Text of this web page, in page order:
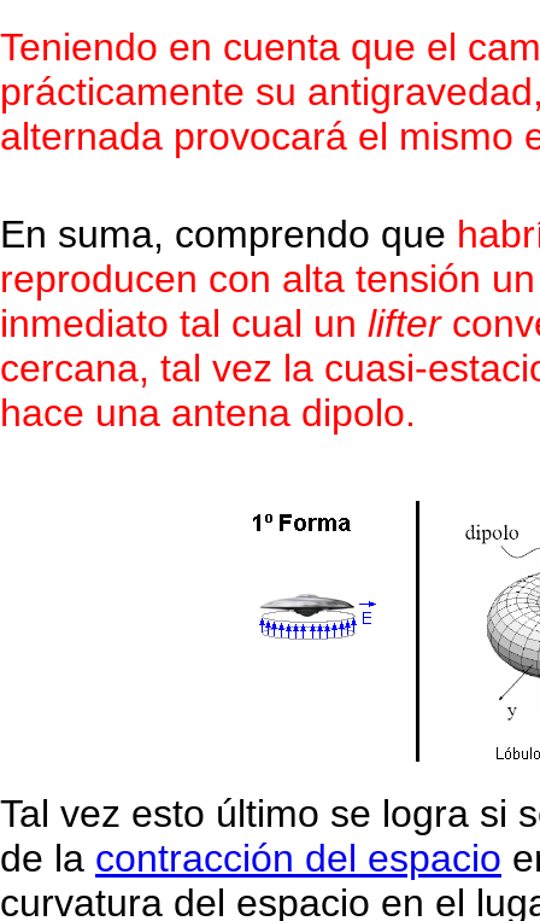
Teniendo en cuenta que el
prácticamente su
alternada provocará el mismo
En suma, comprendo que
reproducen con alta tensión
inmediato tal cual un lifter
cercana, tal vez la cuasi-
hace una antena dipolo.
Tal vez esto último se logra si
de la contracción del espacio
curvatura del espacio en el